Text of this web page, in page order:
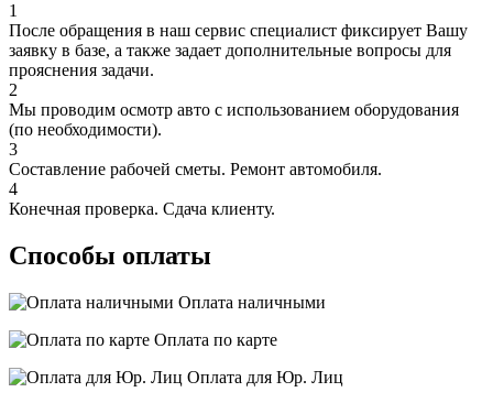
1
После обращения в наш сервис специалист фиксирует Вашу
заявку в базе, а также задает дополнительные вопросы для
прояснения задачи.
2
Мы проводим осмотр авто с использованием оборудования
(по необходимости).
3
Составление рабочей сметы. Ремонт автомобиля.
4
Конечная проверка. Сдача клиенту.
Способы оплаты
Оплата наличными
Оплата по карте
Оплата для Юр. Лиц